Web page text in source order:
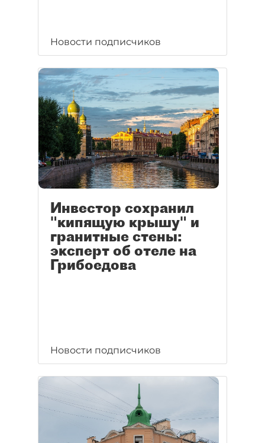
Новости подписчиков
Инвестор сохранил
"кипящую крышу" и
гранитные стены:
эксперт об отеле на
Грибоедова
Новости подписчиков